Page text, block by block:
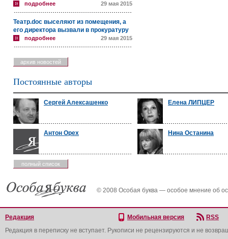
подробнее 29 мая 2015
Театр.doc выселяют из помещения, а
его директора вызвали в прокуратуру
подробнее 29 мая 2015
архив новостей
Постоянные авторы
Сергей Алексашенко Елена ЛИПЦЕР
Антон Орех Нина Останина
полный список
© 2008 Особая буква — особое мнение об
Редакция Мобильная версия
RSS
Редакция в переписку не вступает. Рукописи не рецензируются и не